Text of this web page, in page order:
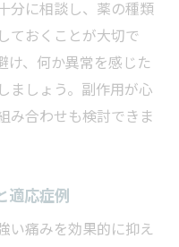
分に相談し、薬の種類
ておくことが大切で
け、何か異常を感じた
ましょう。副作用が心
み合わせも検討できま
適応症例
い痛みを効果的に抑え